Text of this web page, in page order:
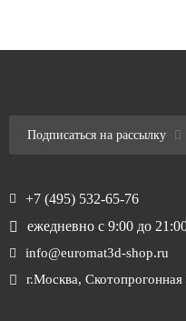
Подписаться на рассылку
+7 (495) 532-65-76
ежедневно с 9:00 до
info@euromat3d-shop.ru
г.Москва, Скотопрогонная